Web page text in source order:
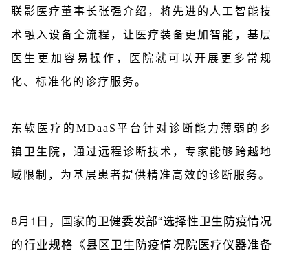
联影医疗董事长张强介绍，将先进的人工智能技
术融入设备全流程，让医疗装备更加智能，基层
医生更加容易操作，医院就可以开展更多常规
化、标准化的诊疗服务。
东软医疗的MDaaS平台针对诊断能力薄弱的乡
镇卫生院，通过远程诊断技术，专家能够跨越地
域限制，为基层患者提供精准高效的诊断服务。
8月1日，国家的卫健委发部“选择性卫生防疫情况
的行业规格《县区卫生防疫情况院医疗仪器准备